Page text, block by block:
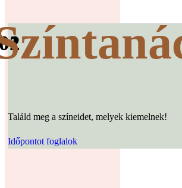
Találd meg a színeidet, melyek kiemelnek!
Időpontot foglalok